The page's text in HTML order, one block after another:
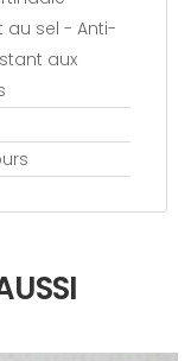
au sel - Anti-
aux